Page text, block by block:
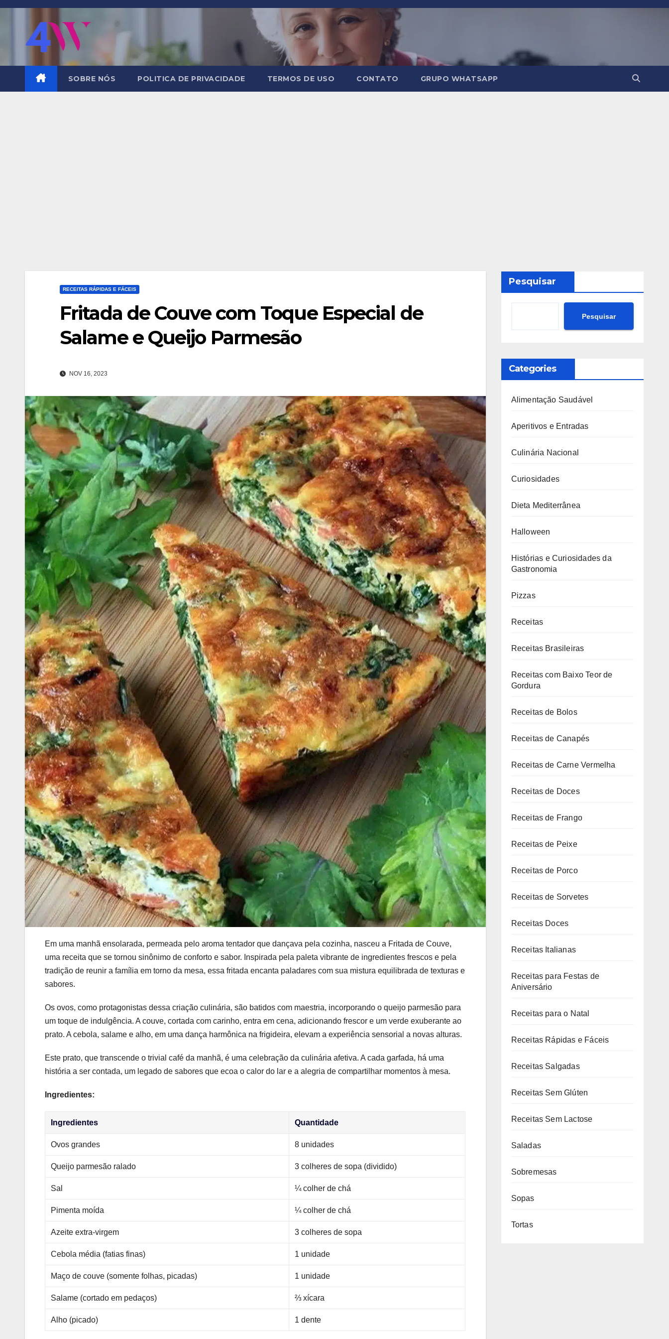
Skip
SOBRE NÓS POLITICA DE PRIVACIDADE TERMOS DE USO CONTATO GRUPO WHATSAPP
RECEITAS RÁPIDAS E FÁCEIS
Fritada de Couve com Toque Especial de
Salame e Queijo Parmesão
NOV 16, 2023
Em uma manhã ensolarada, permeada pelo aroma tentador que dançava pela cozinha, nasceu a Fritada de Couve,
uma receita que se tornou sinônimo de conforto e sabor. Inspirada pela paleta vibrante de ingredientes frescos e pela
tradição de reunir a família em torno da mesa, essa fritada encanta paladares com sua mistura equilibrada de texturas e
sabores.
Os ovos, como protagonistas dessa criação culinária, são batidos com maestria, incorporando o queijo parmesão para
um toque de indulgência. A couve, cortada com carinho, entra em cena, adicionando frescor e um verde exuberante ao
prato. A cebola, salame e alho, em uma dança harmônica na frigideira, elevam a experiência sensorial a novas alturas.
Este prato, que transcende o trivial café da manhã, é uma celebração da culinária afetiva. A cada garfada, há uma
história a ser contada, um legado de sabores que ecoa o calor do lar e a alegria de compartilhar momentos à mesa.
Ingredientes:
Ingredientes Quantidade
Ovos grandes 8 unidades
Queijo parmesão ralado 3 colheres de sopa (dividido)
Sal ¼ colher de chá
Pimenta moída ¼ colher de chá
Azeite extra-virgem 3 colheres de sopa
Cebola média (fatias finas) 1 unidade
Maço de couve (somente folhas, picadas) 1 unidade
Salame (cortado em pedaços) ⅔ xícara
Alho (picado) 1 dente
Pesquisar
Pesquisar
Categories
Alimentação Saudável
Aperitivos e Entradas
Culinária Nacional
Curiosidades
Dieta Mediterrânea
Halloween
Histórias e Curiosidades da
Gastronomia
Pizzas
Receitas
Receitas Brasileiras
Receitas com Baixo Teor de
Gordura
Receitas de Bolos
Receitas de Canapés
Receitas de Carne Vermelha
Receitas de Doces
Receitas de Frango
Receitas de Peixe
Receitas de Porco
Receitas de Sorvetes
Receitas Doces
Receitas Italianas
Receitas para Festas de
Aniversário
Receitas para o Natal
Receitas Rápidas e Fáceis
Receitas Salgadas
Receitas Sem Glúten
Receitas Sem Lactose
Saladas
Sobremesas
Sopas
Tortas